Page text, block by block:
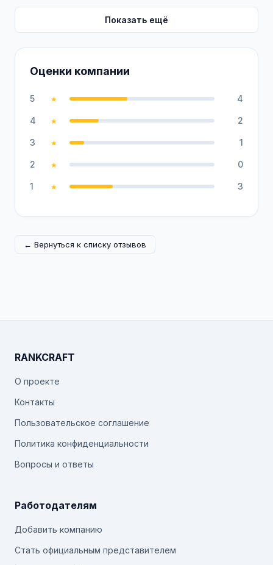
Оценки компании
5 ★ 4
4 ★ 2
3 ★ 1
2 ★ 0
1 ★ 3
Показать ещё
← Вернуться к списку отзывов
RANKCRAFT
О проекте
Контакты
Пользовательское соглашение
Политика конфиденциальности
Вопросы и ответы
Работодателям
Добавить компанию
Стать официальным представителем